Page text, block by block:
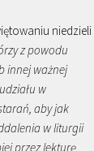
niedzieli
z powodu
innej ważnej
w
aby jak
w liturgii
przez lekturę